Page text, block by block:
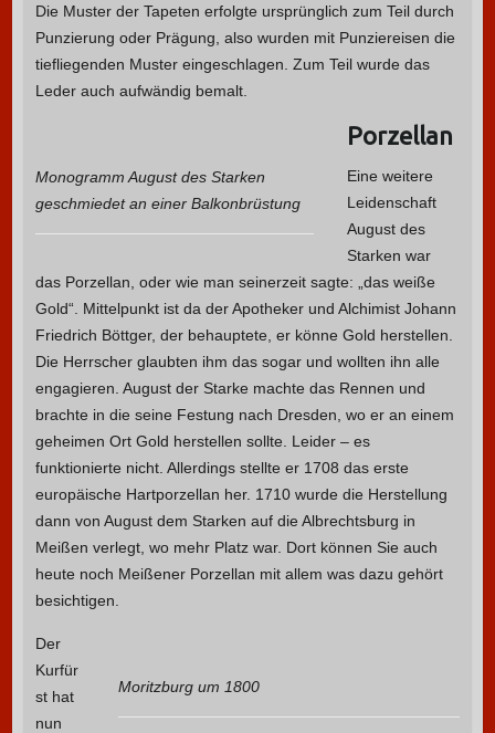
Die Muster der Tapeten erfolgte ursprünglich zum Teil durch
Punzierung oder Prägung, also wurden mit Punziereisen die
tiefliegenden Muster eingeschlagen. Zum Teil wurde das
Leder auch aufwändig bemalt.
Monogramm August des Starken
geschmiedet an einer Balkonbrüstung
Porzellan
Eine weitere
Leidenschaft
August des
Starken war
das Porzellan, oder wie man seinerzeit sagte: „das weiße
Gold“. Mittelpunkt ist da der Apotheker und Alchimist Johann
Friedrich Böttger, der behauptete, er könne Gold herstellen.
Die Herrscher glaubten ihm das sogar und wollten ihn alle
engagieren. August der Starke machte das Rennen und
brachte in die seine Festung nach Dresden, wo er an einem
geheimen Ort Gold herstellen sollte. Leider – es
funktionierte nicht. Allerdings stellte er 1708 das erste
europäische Hartporzellan her. 1710 wurde die Herstellung
dann von August dem Starken auf die Albrechtsburg in
Meißen verlegt, wo mehr Platz war. Dort können Sie auch
heute noch Meißener Porzellan mit allem was dazu gehört
besichtigen.
Moritzburg um 1800
Der
Kurfür
st hat
nun